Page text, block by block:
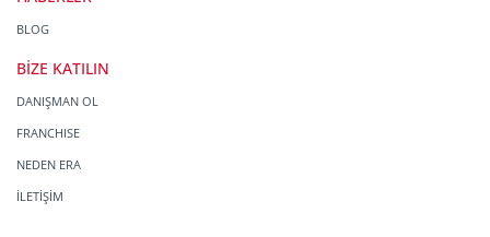
BLOG
BİZE KATILIN
DANIŞMAN OL
FRANCHISE
NEDEN ERA
İLETİŞİM